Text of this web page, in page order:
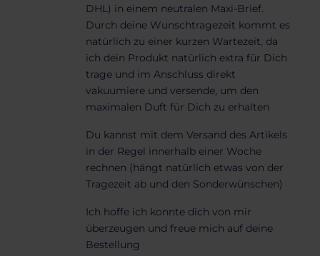
DHL) in einem neutralen Maxi-Brief.
Durch deine Wunschtragezeit kommt es
natürlich zu einer kurzen Wartezeit, da
ich dein Produkt natürlich extra für Dich
trage und im Anschluss direkt
vakuumiere und versende, um den
maximalen Duft für Dich zu erhalten
Du kannst mit dem Versand des Artikels
in der Regel innerhalb einer Woche
rechnen (hängt natürlich etwas von der
Tragezeit ab und den Sonderwünschen)
Ich hoffe ich konnte dich von mir
überzeugen und freue mich auf deine
Bestellung